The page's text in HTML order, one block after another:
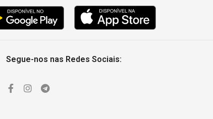
Segue-nos nas Redes Sociais: